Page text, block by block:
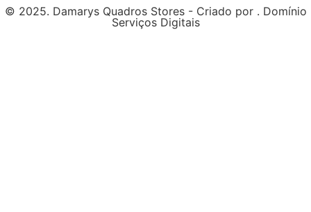
© 2025. Damarys Quadros Stores - Criado por . Domínio
Serviços Digitais